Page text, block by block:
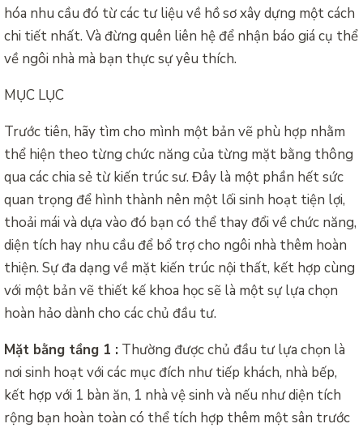
hóa nhu cầu đó từ các tư liệu về hồ sơ xây dựng một cách
chi tiết nhất. Và đừng quên liên hệ để nhận báo giá cụ thể
về ngôi nhà mà bạn thực sự yêu thích.
MỤC LỤC
Trước tiên, hãy tìm cho mình một bản vẽ phù hợp nhằm
thể hiện theo từng chức năng của từng mặt bằng thông
qua các chia sẻ từ kiến trúc sư. Đây là một phần hết sức
quan trọng để hình thành nên một lối sinh hoạt tiện lợi,
thoải mái và dựa vào đó bạn có thể thay đổi về chức năng,
diện tích hay nhu cầu để bổ trợ cho ngôi nhà thêm hoàn
thiện. Sự đa dạng về mặt kiến trúc nội thất, kết hợp cùng
với một bản vẽ thiết kế khoa học sẽ là một sự lựa chọn
hoàn hảo dành cho các chủ đầu tư.
Mặt bằng tầng 1 :Thường được chủ đầu tư lựa chọn là
nơi sinh hoạt với các mục đích như tiếp khách, nhà bếp,
kết hợp với 1 bàn ăn, 1 nhà vệ sinh và nếu như diện tích
rộng bạn hoàn toàn có thể tích hợp thêm một sân trước